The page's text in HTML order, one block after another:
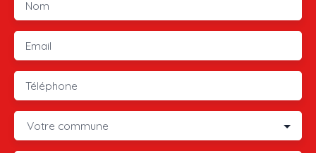
Nom
Email
Téléphone
Votre commune